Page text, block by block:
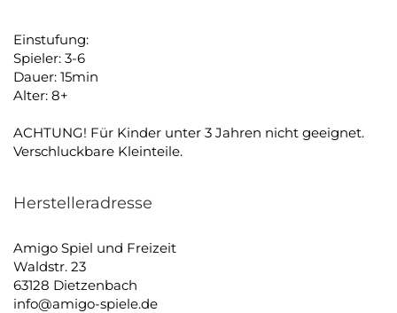
Einstufung:
Spieler: 3-6
Dauer: 15min
Alter: 8+
ACHTUNG! Für Kinder unter 3 Jahren nicht geeignet.
Verschluckbare Kleinteile.
Herstelleradresse
Amigo Spiel und Freizeit
Waldstr. 23
63128 Dietzenbach
info@amigo-spiele.de